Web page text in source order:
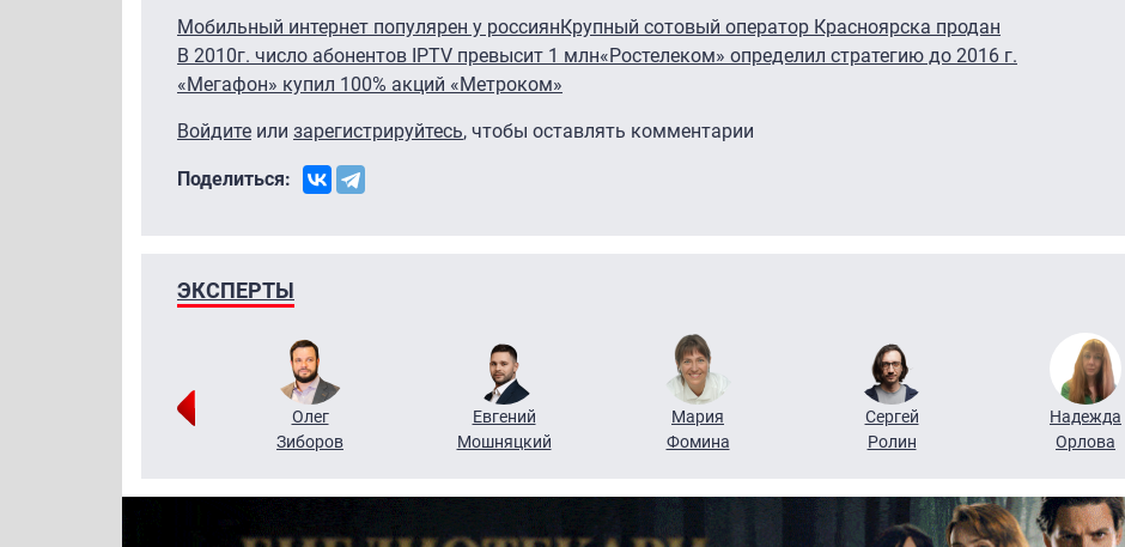
Мобильный интернет популярен у россиянКрупный сотовый оператор Красноярска продан
В 2010г. число абонентов IPTV превысит 1 млн«Ростелеком» определил стратегию до 2016 г.
«Мегафон» купил 100% акций «Метроком»
Войдите или зарегистрируйтесь, чтобы оставлять комментарии
Поделиться:
ЭКСПЕРТЫ
Олег
Зиборов
Евгений
Мошняцкий
Мария
Фомина
Сергей
Ролин
Надежда
Орлова